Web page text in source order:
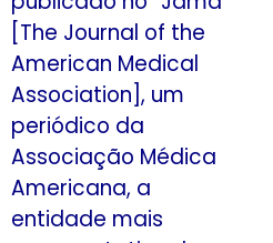
[The Journal of the
American Medical
Association], um
periódico da
Associação Médica
Americana, a
entidade mais